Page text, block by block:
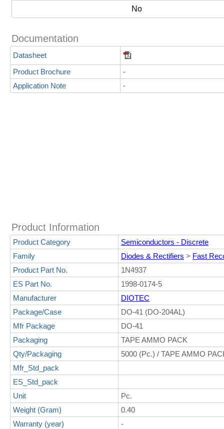
No
Documentation
Datasheet
Product Brochure
-
Application Note
-
Product Information
Product Category
Semiconductors - Discrete
Family
Diodes & Rectifiers > Fast
Product Part No.
1N4937
ES Part No.
1998-0174-5
Manufacturer
DIOTEC
Package/Case
DO-41 (DO-204AL)
Mfr Package
DO-41
Packaging
TAPE AMMO PACK
Qty/Packaging
5000 (Pc.) / TAPE AMMO
Mfr_Std_pack
ES_Std_pack
Unit
Pc.
Weight (Gram)
0.40
Warranty (year)
-